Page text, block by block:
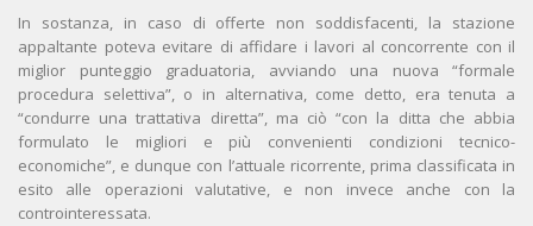
In sostanza, in caso di offerte non soddisfacenti, la stazione
appaltante poteva evitare di affidare i lavori al concorrente con il
miglior punteggio graduatoria, avviando una nuova “formale
procedura selettiva”, o in alternativa, come detto, era tenuta a
“condurre una trattativa diretta”, ma ciò “con la ditta che abbia
formulato le migliori e più convenienti condizioni tecnico-
economiche”, e dunque con l’attuale ricorrente, prima classificata in
esito alle operazioni valutative, e non invece anche con la
controinteressata.